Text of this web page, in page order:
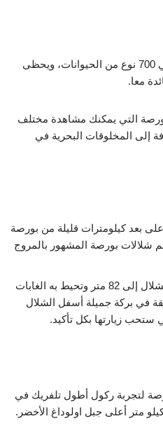
يقدر عدد حيوانات الحديقة بحوالي 700 نوع من الحيوانات، ويحظى
معا.
التي يمكنك مشاهدة مختلف
إلى المخلوقات البحرية في
بعد كيلومترات قليلة من بورصة
بورصة المشهور بالمروج
شلال كوريكلي: يصل ارتفاع الشلال إلى 82 متر وتحيط به الغابات
في بركة جميلة أسفل الشلال
ستحب زيارتها بكل تأكيد.
لتجربة ركول أطول تلفريك في